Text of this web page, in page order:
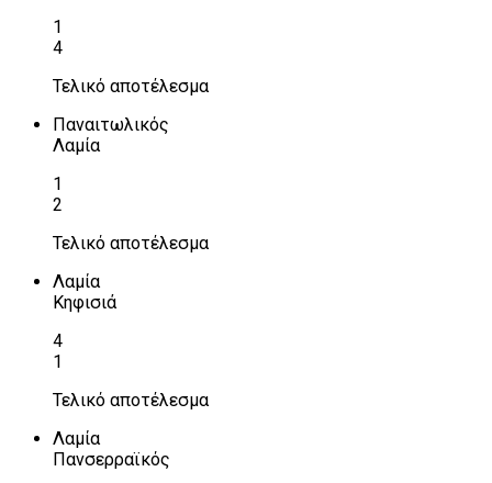
1
4
Τελικό αποτέλεσμα
Παναιτωλικός
Λαμία
1
2
Τελικό αποτέλεσμα
Λαμία
Κηφισιά
4
1
Τελικό αποτέλεσμα
Λαμία
Πανσερραϊκός